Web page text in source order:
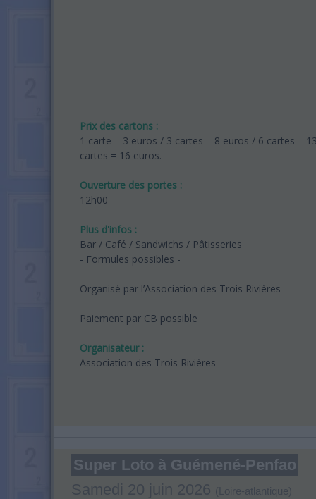
Prix des cartons :
1 carte = 3 euros / 3 cartes = 8 euros / 6 cartes =
cartes = 16 euros.
Ouverture des portes :
12h00
Plus d'infos :
Bar / Café / Sandwichs / Pâtisseries
- Formules possibles -
Organisé par l’Association des Trois Rivières
Paiement par CB possible
Organisateur :
Association des Trois Rivières
Super Loto à Guémené-Penfao
Samedi 20 juin 2026 (Loire-atlantique)